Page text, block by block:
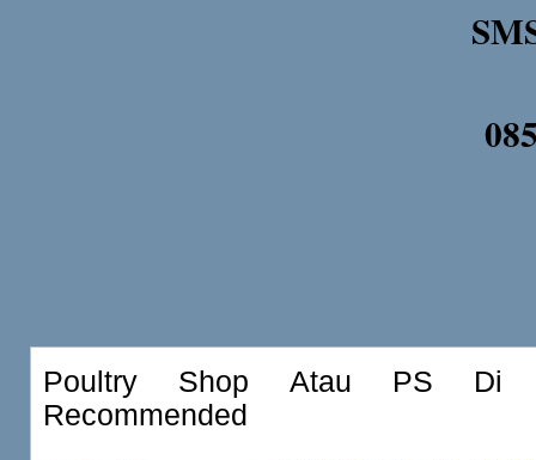
Poultry Shop Atau PS Di
Recommended